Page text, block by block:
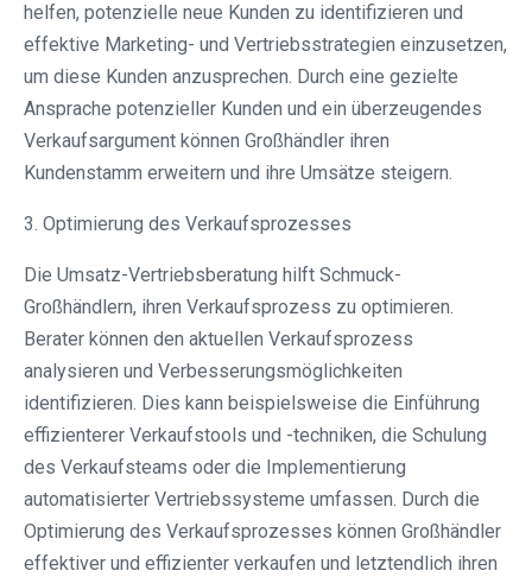
helfen, potenzielle neue Kunden zu identifizieren und
effektive Marketing- und Vertriebsstrategien einzusetzen,
um diese Kunden anzusprechen. Durch eine gezielte
Ansprache potenzieller Kunden und ein überzeugendes
Verkaufsargument können Großhändler ihren
Kundenstamm erweitern und ihre Umsätze steigern.
3. Optimierung des Verkaufsprozesses
Die Umsatz-Vertriebsberatung hilft Schmuck-
Großhändlern, ihren Verkaufsprozess zu optimieren.
Berater können den aktuellen Verkaufsprozess
analysieren und Verbesserungsmöglichkeiten
identifizieren. Dies kann beispielsweise die Einführung
effizienterer Verkaufstools und -techniken, die Schulung
des Verkaufsteams oder die Implementierung
automatisierter Vertriebssysteme umfassen. Durch die
Optimierung des Verkaufsprozesses können Großhändler
effektiver und effizienter verkaufen und letztendlich ihren